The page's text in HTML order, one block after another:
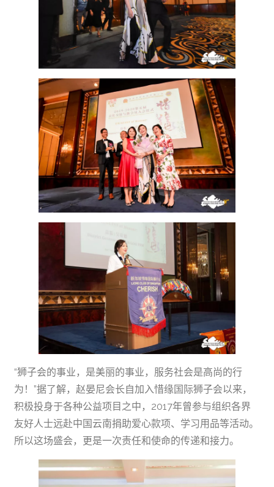
“狮子会的事业，是美丽的事业，服务社会是高尚的行
为！”据了解，赵晏尼会长自加入惜缘国际狮子会以来，
积极投身于各种公益项目之中，2017年曾参与组织各界
友好人士远赴中国云南捐助爱心款项、学习用品等活动。
所以这场盛会，更是一次责任和使命的传递和接力。